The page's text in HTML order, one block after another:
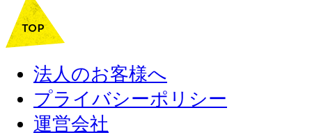
法人のお客様へ
プライバシーポリシー
運営会社